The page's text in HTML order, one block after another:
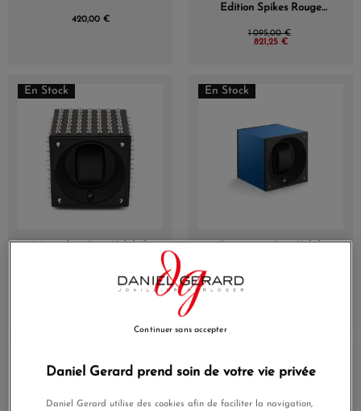
420,00 €
Edition Spikes Rouge
1 095,00 €
821,25 €
En Stock
Masterbox SwissKubik &
Edition Spikes Noir
En Stock
Remontoir SwissKubik
Éloxé Bleu Saphir
Daniel Gerard prend soin de votre vie privée
Daniel Gerard utilise des cookies afin de faciliter la navigation,
Continuer sans accepter